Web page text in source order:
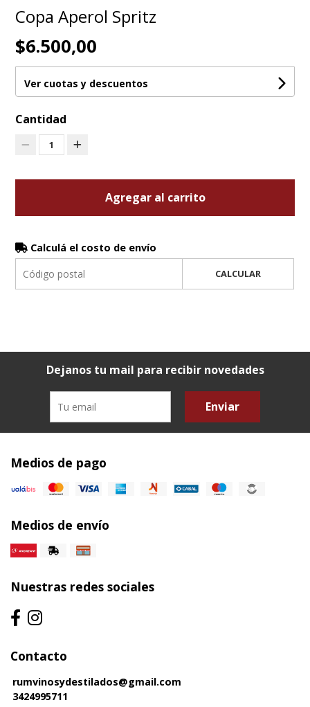
Copa Aperol Spritz
$6.500,00
Ver cuotas y descuentos
Cantidad
1
Agregar al carrito
Calculá el costo de envío
CALCULAR
Dejanos tu mail para recibir novedades
Enviar
Medios de pago
Medios de envío
Nuestras redes sociales
Contacto
rumvinosydestilados@gmail.com
3424995711